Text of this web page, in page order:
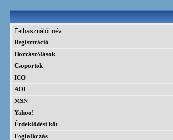
Felhasználói név
Regisztráció
Hozzászólások
Csoportok
ICQ
AOL
MSN
Yahoo!
Érdeklődési kör
Foglalkozás